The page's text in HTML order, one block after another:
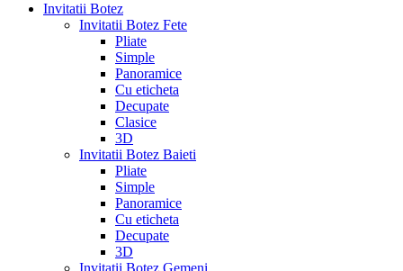
Invitatii Botez
Invitatii Botez Fete
Pliate
Simple
Panoramice
Cu eticheta
Decupate
Clasice
3D
Invitatii Botez Baieti
Pliate
Simple
Panoramice
Cu eticheta
Decupate
3D
Invitatii Botez Gemeni